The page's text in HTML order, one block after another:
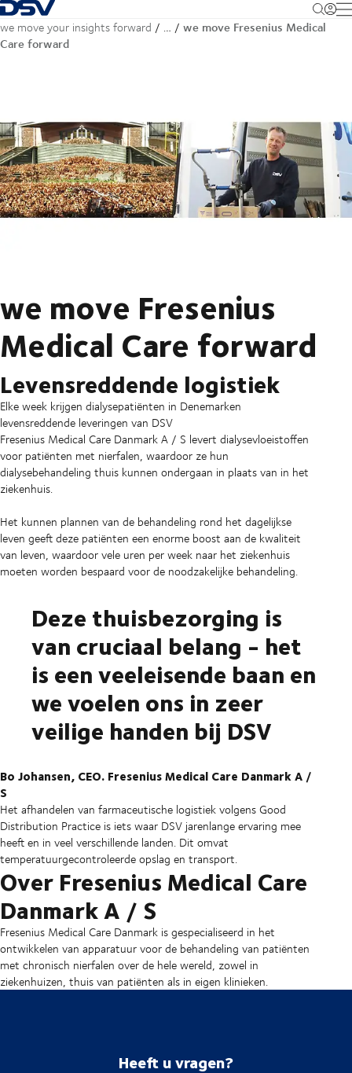
Terug naar startpagina
we move your insights forward …
we move Fresenius Medical
Care forward
we move Fresenius
Medical Care forward
Levensreddende logistiek
Elke week krijgen dialysepatiënten in Denemarken
levensreddende leveringen van DSV
Fresenius Medical Care Danmark A / S levert dialysevloeistoffen
voor patiënten met nierfalen, waardoor ze hun
dialysebehandeling thuis kunnen ondergaan in plaats van in het
ziekenhuis.
Het kunnen plannen van de behandeling rond het dagelijkse
leven geeft deze patiënten een enorme boost aan de kwaliteit
van leven, waardoor vele uren per week naar het ziekenhuis
moeten worden bespaard voor de noodzakelijke behandeling.
Deze thuisbezorging is
van cruciaal belang - het
is een veeleisende baan en
we voelen ons in zeer
veilige handen bij DSV
Bo Johansen, CEO. Fresenius Medical Care Danmark A /
S
Het afhandelen van farmaceutische logistiek volgens Good
Distribution Practice is iets waar DSV jarenlange ervaring mee
heeft en in veel verschillende landen. Dit omvat
temperatuurgecontroleerde opslag en transport.
Over Fresenius Medical Care
Danmark A / S
Fresenius Medical Care Danmark is gespecialiseerd in het
ontwikkelen van apparatuur voor de behandeling van patiënten
met chronisch nierfalen over de hele wereld, zowel in
ziekenhuizen, thuis van patiënten als in eigen klinieken.
Heeft u vragen?